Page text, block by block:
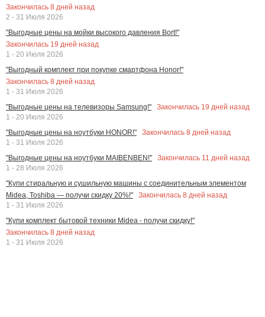
Закончилась 8 дней назад
2 - 31 Июля 2026
"Выгодные цены на мойки высокого давления Bort!"
Закончилась 19 дней назад
1 - 20 Июля 2026
"Выгодный комплект при покупке смартфона Honor!"
Закончилась 8 дней назад
1 - 31 Июля 2026
"Выгодные цены на телевизоры Samsung!"
Закончилась 19 дней назад
1 - 20 Июля 2026
"Выгодные цены на ноутбуки HONOR!"
Закончилась 8 дней назад
1 - 31 Июля 2026
"Выгодные цены на ноутбуки MAIBENBEN!"
Закончилась 11 дней назад
1 - 28 Июля 2026
"Купи стиральную и сушильную машины с соединительным элементом
Midea, Toshiba — получи скидку 20%!"
Закончилась 8 дней назад
1 - 31 Июля 2026
"Купи комплект бытовой техники Midea - получи скидку!"
Закончилась 8 дней назад
1 - 31 Июля 2026